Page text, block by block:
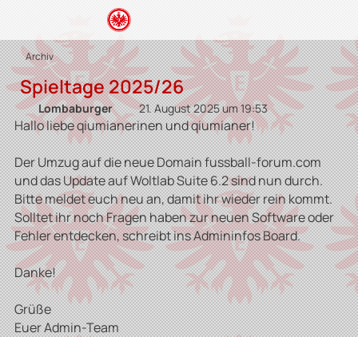
Archiv
Spieltage 2025/26
Lombaburger 21. August 2025 um 19:53
Hallo liebe qiumianerinen und qiumianer!
Der Umzug auf die neue Domain fussball-forum.com
und das Update auf Woltlab Suite 6.2 sind nun durch.
Bitte meldet euch neu an, damit ihr wieder rein kommt.
Solltet ihr noch Fragen haben zur neuen Software oder
Fehler entdecken, schreibt ins Admininfos Board.
Danke!
Grüße
Euer Admin-Team